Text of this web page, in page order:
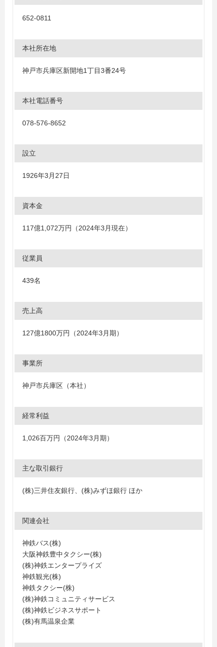
652-0811
本社所在地
神戸市兵庫区新開地1丁目3番24号
本社電話番号
078-576-8652
設立
1926年3月27日
資本金
117億1,072万円（2024年3月現在）
従業員
439名
売上高
127億1800万円（2024年3月期）
事業所
神戸市兵庫区（本社）
経常利益
1,026百万円（2024年3月期）
主な取引銀行
(株)三井住友銀行、(株)みずほ銀行 ほか
関連会社
神鉄バス(株)
大阪神鉄豊中タクシー(株)
(株)神鉄エンタープライズ
神鉄観光(株)
神鉄タクシー(株)
(株)神鉄コミュニティサービス
(株)神鉄ビジネスサポート
(株)有馬温泉企業